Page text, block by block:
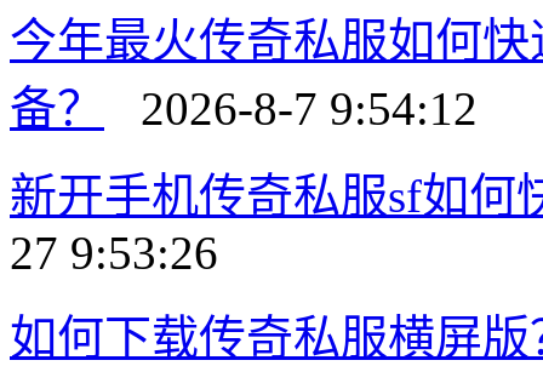
今年最火传奇私服如何
备？
2026-8-7 9:54:12
新开手机传奇私服sf如何
27 9:53:26
如何下载传奇私服横屏